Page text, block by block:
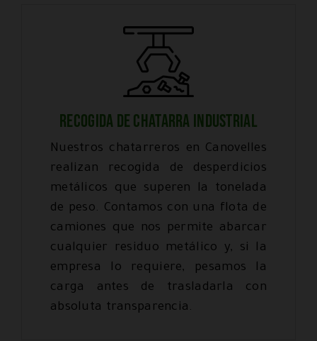
RECOGIDA DE CHATARRA INDUSTRIAL
Nuestros chatarreros en Canovelles
realizan recogida de desperdicios
metálicos que superen la tonelada
de peso. Contamos con una flota de
camiones que nos permite abarcar
cualquier residuo metálico y, si la
empresa lo requiere, pesamos la
carga antes de trasladarla con
absoluta transparencia.